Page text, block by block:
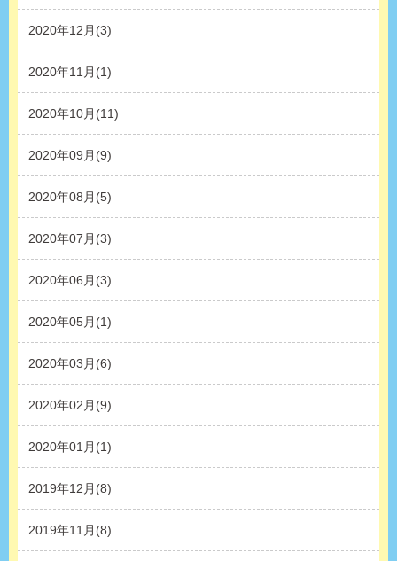
2020年12月(3)
2020年11月(1)
2020年10月(11)
2020年09月(9)
2020年08月(5)
2020年07月(3)
2020年06月(3)
2020年05月(1)
2020年03月(6)
2020年02月(9)
2020年01月(1)
2019年12月(8)
2019年11月(8)